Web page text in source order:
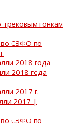
трековым гонкам
СЗФО по
2018 года
2018 года
2017 г.
2017 |
СЗФО по